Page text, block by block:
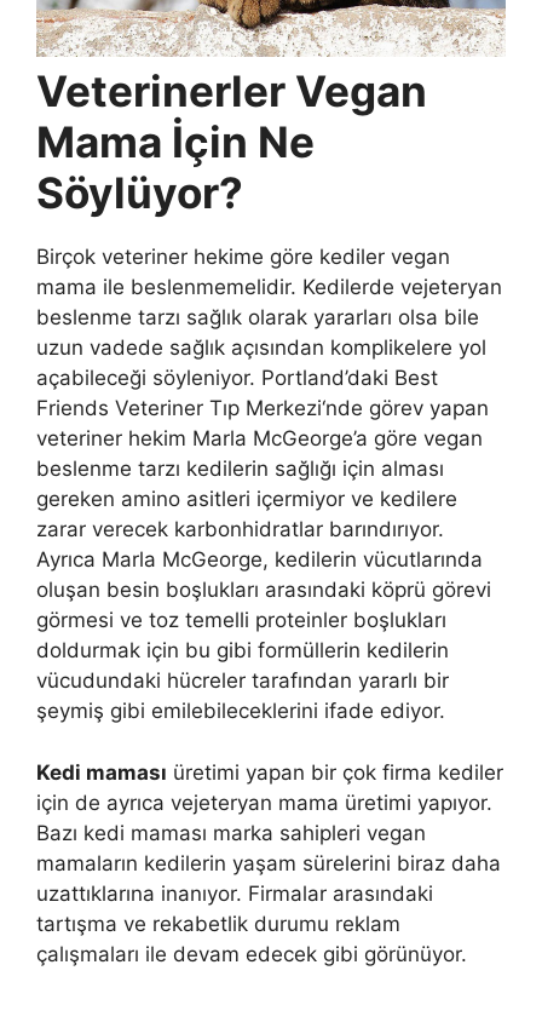
Veterinerler Vegan
Mama İçin Ne
Söylüyor?
Birçok veteriner hekime göre kediler vegan
mama ile beslenmemelidir. Kedilerde vejeteryan
beslenme tarzı sağlık olarak yararları olsa bile
uzun vadede sağlık açısından komplikelere yol
açabileceği söyleniyor. Portland’daki Best
Friends Veteriner Tıp Merkezi‘nde görev yapan
veteriner hekim Marla McGeorge’a göre vegan
beslenme tarzı kedilerin sağlığı için alması
gereken amino asitleri içermiyor ve kedilere
zarar verecek karbonhidratlar barındırıyor.
Ayrıca Marla McGeorge, kedilerin vücutlarında
oluşan besin boşlukları arasındaki köprü görevi
görmesi ve toz temelli proteinler boşlukları
doldurmak için bu gibi formüllerin kedilerin
vücudundaki hücreler tarafından yararlı bir
şeymiş gibi emilebileceklerini ifade ediyor.
Kedi maması üretimi yapan bir çok firma kediler
için de ayrıca vejeteryan mama üretimi yapıyor.
Bazı kedi maması marka sahipleri vegan
mamaların kedilerin yaşam sürelerini biraz daha
uzattıklarına inanıyor. Firmalar arasındaki
tartışma ve rekabetlik durumu reklam
çalışmaları ile devam edecek gibi görünüyor.